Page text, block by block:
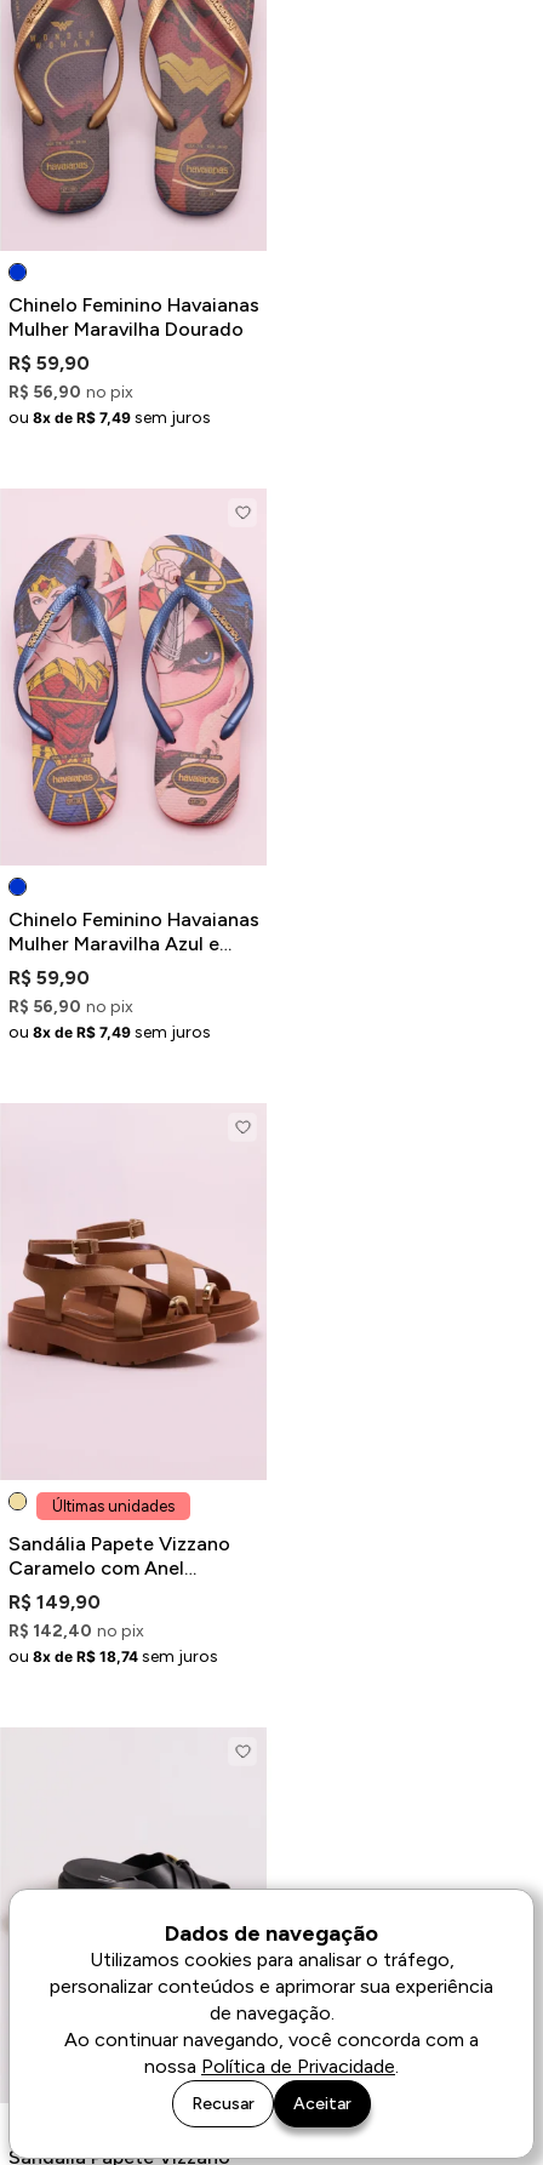
Chinelo Feminino Havaianas
Mulher Maravilha Dourado
R$ 59,90
R$ 56,90 no pix
ou 8x de R$ 7,49 sem juros
Chinelo Feminino Havaianas
Mulher Maravilha Azul e
Vermelho
R$ 59,90
R$ 56,90 no pix
ou 8x de R$ 7,49 sem juros
Últimas unidades
Sandália Papete Vizzano
Caramelo com Anel
Dourado Salto Baixo Bloco
Tratorada
R$ 149,90
R$ 142,40 no pix
ou 8x de R$ 18,74 sem juros
Sandália Papete Vizzano
Dados de navegação
Utilizamos cookies para analisar o tráfego,
personalizar conteúdos e aprimorar sua experiência
de navegação.
Ao continuar navegando, você concorda com a
nossa Política de Privacidade.
Recusar Aceitar